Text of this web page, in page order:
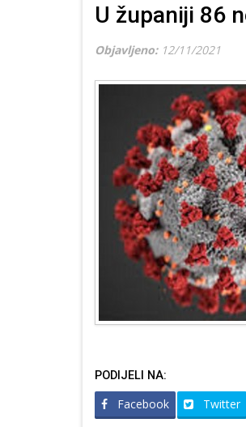
U županiji 86
Objavljeno: 12/11/2021
PODIJELI NA:
Facebook Twitter